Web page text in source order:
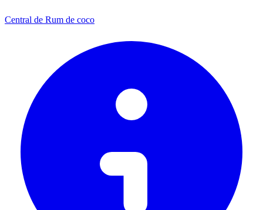
Central de Rum de coco